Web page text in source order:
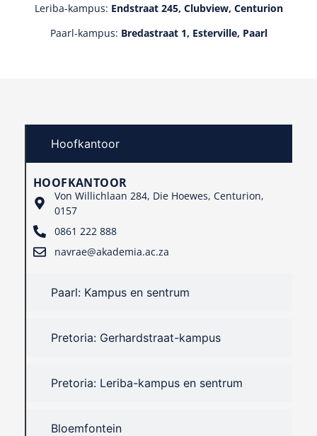
Leriba-kampus: Endstraat 245, Clubview, Centurion
Paarl-kampus: Bredastraat 1, Esterville, Paarl
Hoofkantoor
Paarl: Kampus en sentrum
Pretoria: Gerhardstraat-kampus
Pretoria: Leriba-kampus en sentrum
Bloemfontein
HOOFKANTOOR
Von Willichlaan 284, Die Hoewes, Centurion,
0157
0861 222 888
navrae@akademia.ac.za